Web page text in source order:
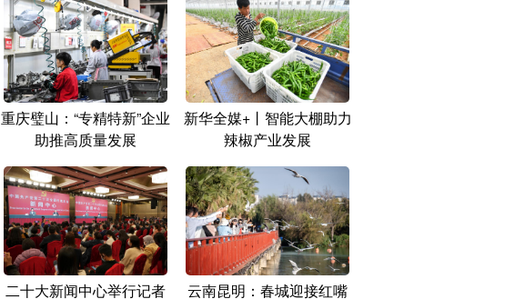
重庆璧山：“专精特新”企业
助推高质量发展
新华全媒+丨智能大棚助力
辣椒产业发展
二十大新闻中心举行记者 云南昆明：春城迎接红嘴